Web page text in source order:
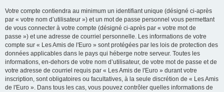
Votre compte contiendra au minimum un identifiant unique (désigné ci-après
par « votre nom d’utilisateur ») et un mot de passe personnel vous permettant
de vous connecter à votre compte (désigné ci-après par « votre mot de
passe ») et une adresse de courriel personnelle. Les informations de votre
compte sur « Les Amis de l'Euro » sont protégées par les lois de protection des
données applicables dans le pays qui héberge notre serveur. Toutes les
informations, en-dehors de votre nom d’utilisateur, de votre mot de passe et de
votre adresse de courriel requis par « Les Amis de l'Euro » durant votre
inscription, sont obligatoires ou facultatives, à la seule discrétion de « Les Amis
de l'Euro ». Dans tous les cas, vous pouvez contrôler quelles informations de